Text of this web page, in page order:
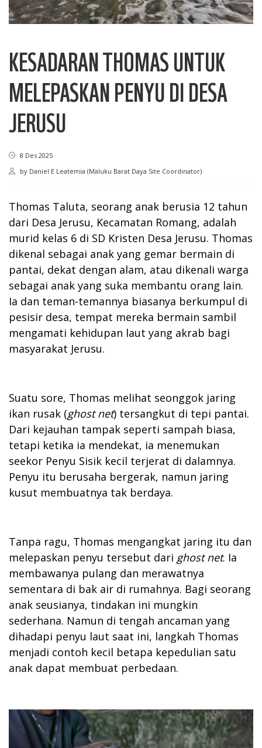
KESADARAN THOMAS UNTUK
MELEPASKAN PENYU DI DESA
JERUSU
8 Des 2025
by Daniel E Leatemia (Maluku Barat Daya Site Coordinator)
Thomas Taluta, seorang anak berusia 12 tahun
dari Desa Jerusu, Kecamatan Romang, adalah
murid kelas 6 di SD Kristen Desa Jerusu. Thomas
dikenal sebagai anak yang gemar bermain di
pantai, dekat dengan alam, atau dikenali warga
sebagai anak yang suka membantu orang lain.
Ia dan teman-temannya biasanya berkumpul di
pesisir desa, tempat mereka bermain sambil
mengamati kehidupan laut yang akrab bagi
masyarakat Jerusu.
Suatu sore, Thomas melihat seonggok jaring
ikan rusak (ghost net) tersangkut di tepi pantai.
Dari kejauhan tampak seperti sampah biasa,
tetapi ketika ia mendekat, ia menemukan
seekor Penyu Sisik kecil terjerat di dalamnya.
Penyu itu berusaha bergerak, namun jaring
kusut membuatnya tak berdaya.
Tanpa ragu, Thomas mengangkat jaring itu dan
melepaskan penyu tersebut dari ghost net. Ia
membawanya pulang dan merawatnya
sementara di bak air di rumahnya. Bagi seorang
anak seusianya, tindakan ini mungkin
sederhana. Namun di tengah ancaman yang
dihadapi penyu laut saat ini, langkah Thomas
menjadi contoh kecil betapa kepedulian satu
anak dapat membuat perbedaan.